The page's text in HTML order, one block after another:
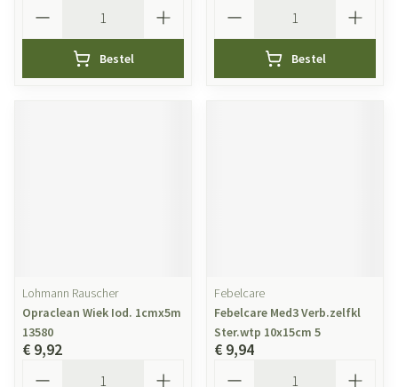
Bestel Bestel
Lohmann Rauscher
Opraclean Wiek Iod. 1cmx5m
13580
€ 9,92
Febelcare
Febelcare Med3 Verb.zelfkl
Ster.wtp 10x15cm 5
€ 9,94